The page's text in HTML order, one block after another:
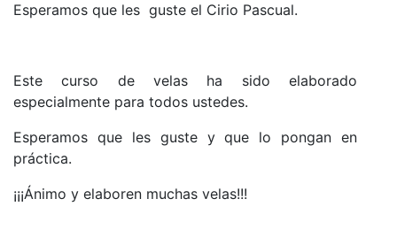
Esperamos que les guste el Cirio Pascual.
Este curso de velas ha sido elaborado
especialmente para todos ustedes.
Esperamos que les guste y que lo pongan en
práctica.
¡¡¡Ánimo y elaboren muchas velas!!!